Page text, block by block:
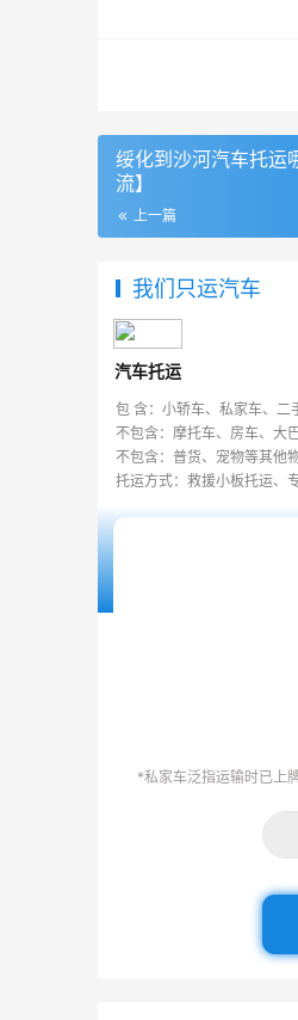
绥化到沙河汽车托运
流】
上一篇
我们只运汽车
汽车托运
包 含：小轿车、私家车、
不包含：摩托车、房车、大
不包含：普货、宠物等其他
托运方式：救援小板托运、
*私家车泛指运输时已上